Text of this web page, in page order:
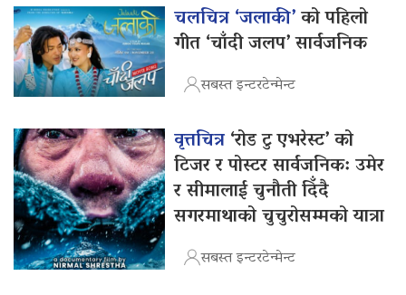
चलचित्र ‘जलाकी’को पहिलो
गीत ‘चाँदी जलप’ सार्वजनिक
सबस्त इन्टरटेन्मेन्ट
वृत्तचित्र‘रोड टु एभरेस्ट’ को
टिजर र पोस्टर सार्वजनिक: उमेर
र सीमालाई चुनौती दिँदै
सगरमाथाको चुचुरोसम्मको यात्रा
सबस्त इन्टरटेन्मेन्ट